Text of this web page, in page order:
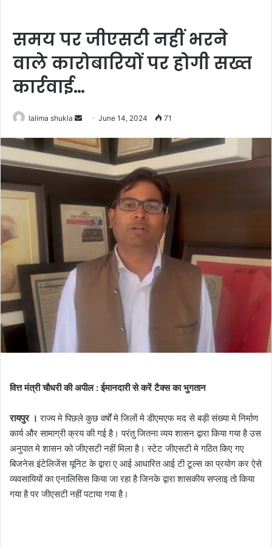
समय पर जीएसटी नहीं भरने
वाले कारोबारियों पर होगी सख्त
कार्रवाई…
lalima shukla
Send
email
June 14, 2024 71
वित्त मंत्री चौधरी की अपील : ईमानदारी से करें टैक्स का भुगतान
रायपुर ।राज्य मे पिछले कुछ वर्षों मे जिलों मे डीएमएफ मद से बड़ी संख्या मे निर्माण
कार्य और सामाग्री क्रय की गई है। परंतु जितना व्यय शासन द्वारा किया गया है उस
अनुपात मे शासन को जीएसटी नहीं मिला है। स्टेट जीएसटी मे गठित किए गए
बिजनेस इंटेलिजेंस यूनिट के द्वारा ए आई आधारित आई टी टूल्स का प्रयोग कर ऐसे
व्यवसायियों का एनालिसिस किया जा रहा है जिनके द्वारा शासकीय सप्लाइ तो किया
गया है पर जीएसटी नहीं पटाया गया है।